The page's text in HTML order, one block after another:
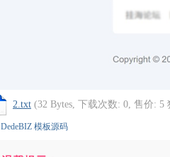
2.txt (32 Bytes, 下载次数: 0, 售价: 5
DedeBIZ 模板源码